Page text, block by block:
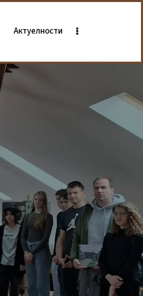
Актуелности